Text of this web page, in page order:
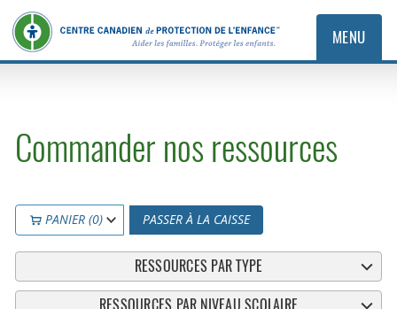
MENU
Commander nos ressources
PANIER (0) PASSER À LA CAISSE
RESSOURCES PAR TYPE
RESSOURCES PAR NIVEAU SCOLAIRE